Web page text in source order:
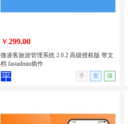
无演示
￥299.00
微凌客旅游管理系统 2.0.2 高级授权版 带文
档 fastadmin插件
手
安 保